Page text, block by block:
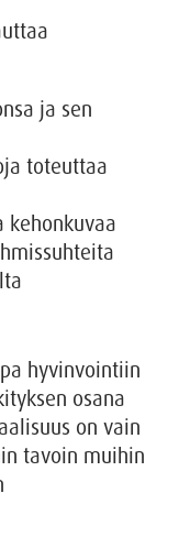
ja sen
toteuttaa
kehonkuvaa
hyvinvointiin
osana
on vain
tavoin muihin